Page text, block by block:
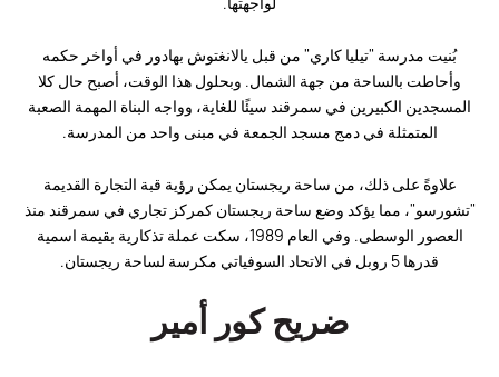
بُنيت مدرسة "تيليا كاري" من قبل يالانغتوش بهادور في أواخر حكمه
وأحاطت بالساحة من جهة الشمال. وبحلول هذا الوقت، أصبح حال كلا
المسجدين الكبيرين في سمرقند سيئًا للغاية، وواجه البناة المهمة الصعبة
المتمثلة في دمج مسجد الجمعة في مبنى واحد من المدرسة.
علاوةً على ذلك، من ساحة ريجستان يمكن رؤية قبة التجارة القديمة
"تشورسو"، مما يؤكد وضع ساحة ريجستان كمركز تجاري في سمرقند منذ
العصور الوسطى. وفي العام 1989، سكت عملة تذكارية بقيمة اسمية
قدرها 5 روبل في الاتحاد السوفياتي مكرسة لساحة ريجستان.
ضريح كور أمير